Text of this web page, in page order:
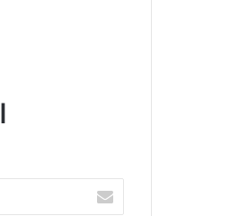
بريدك